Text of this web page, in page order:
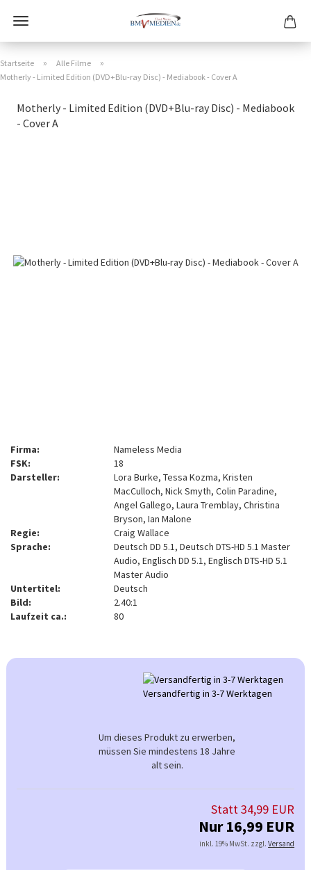
Startseite » Alle Filme »
Motherly - Limited Edition (DVD+Blu-ray Disc) - Mediabook - Cover A
Motherly - Limited Edition (DVD+Blu-ray Disc) - Mediabook
- Cover A
Firma:
Nameless Media
FSK:
18
Darsteller:
Lora Burke, Tessa Kozma, Kristen
MacCulloch, Nick Smyth, Colin Paradine,
Angel Gallego, Laura Tremblay, Christina
Bryson, Ian Malone
Regie:
Craig Wallace
Sprache:
Deutsch DD 5.1, Deutsch DTS-HD 5.1 Master
Audio, Englisch DD 5.1, Englisch DTS-HD 5.1
Master Audio
Untertitel:
Deutsch
Bild:
2.40:1
Laufzeit ca.:
80
Versandfertig in 3-7 Werktagen
Um dieses Produkt zu erwerben,
müssen Sie mindestens 18 Jahre
alt sein.
Statt 34,99 EUR
Nur 16,99 EUR
inkl. 19% MwSt. zzgl.Versand